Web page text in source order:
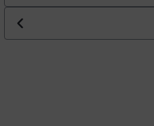
Uhrzeit der Hinfahrt